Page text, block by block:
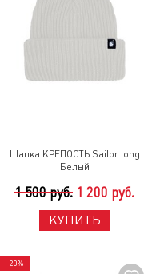
Шапка КРЕПОСТЬ Sailor long
Белый
1 500 руб. 1 200 руб.
КУПИТЬ
- 20%